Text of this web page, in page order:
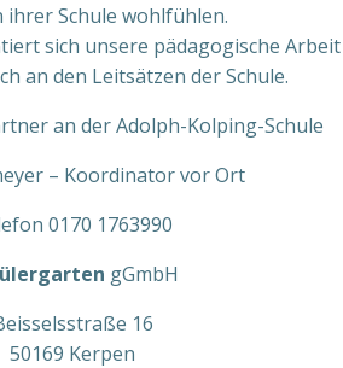
ihrer Schule wohlfühlen.
sich unsere pädagogische Arbeit
an den Leitsätzen der Schule.
an der Adolph-Kolping-Schule
– Koordinator vor Ort
0170 1763990
gGmbH
16
50169 Kerpen